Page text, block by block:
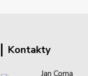
Kontakty
Jan Coma